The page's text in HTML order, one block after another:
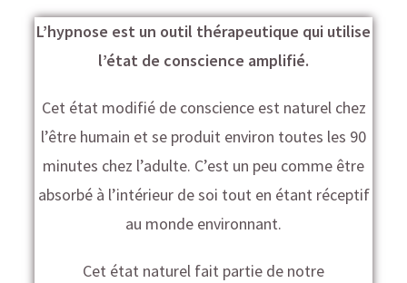
L’hypnose est un outil thérapeutique qui utilise
l’état de conscience amplifié.
Cet état modifié de conscience est naturel chez
l’être humain et se produit environ toutes les 90
minutes chez l’adulte. C’est un peu comme être
absorbé à l’intérieur de soi tout en étant réceptif
au monde environnant.
Cet état naturel fait partie de notre